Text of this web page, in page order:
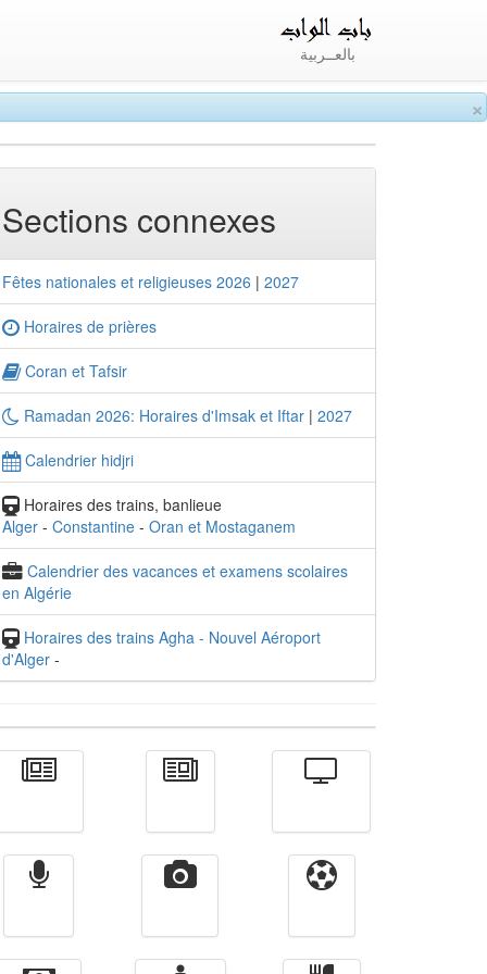
×
بالعــربية
Sections connexes
Fêtes nationales et religieuses 2026 | 2027
Horaires de prières
Coran et Tafsir
Ramadan 2026: Horaires d'Imsak et Iftar | 2027
Calendrier hidjri
Horaires des trains, banlieue
Alger - Constantine - Oran et Mostaganem
Calendrier des vacances et examens scolaires
en Algérie
Horaires des trains Agha - Nouvel Aéroport
d'Alger -